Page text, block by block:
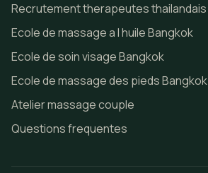
Recrutement therapeutes thailandais
Ecole de massage a l huile Bangkok
Ecole de soin visage Bangkok
Ecole de massage des pieds Bangkok
Atelier massage couple
Questions frequentes